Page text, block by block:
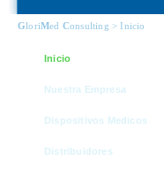
GloriMed Consulting > Inicio
Inicio
Nuestra Empresa
Dispositivos Medicos
Distribuidores